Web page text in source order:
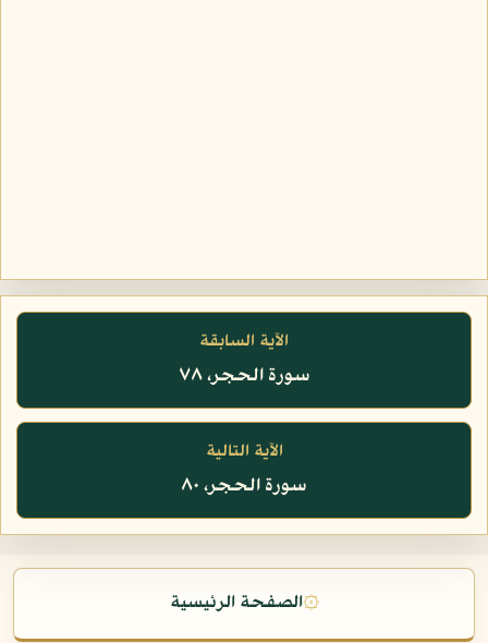
الآية السابقة
سورة الحجر، ٧٨
الآية التالية
سورة الحجر، ٨٠
۞الصفحة الرئيسية